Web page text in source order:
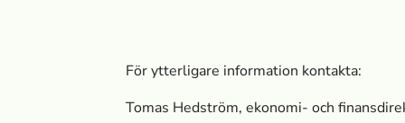
För ytterligare information kontakta:
Tomas Hedström, ekonomi- och